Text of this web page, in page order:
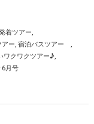
着ツアー
アー 宿泊バスツアー
ワクワクツアー♪
6月号